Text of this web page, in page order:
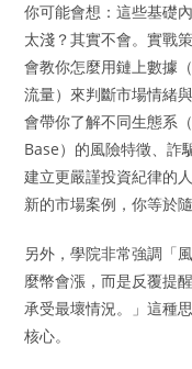
你可能會想：這些基礎
太淺？其實不會。實戰
會教你怎麼用鏈上數據
流量）來判斷市場情緒
會帶你了解不同生態系
Base）的風險特徵、詐
建立更嚴謹投資紀律的
新的市場案例，你等於
另外，學院非常強調「
麼幣會漲，而是反覆提
承受最壞情況。」這種
核心。